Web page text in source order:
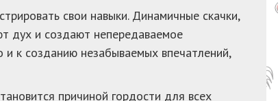
свои навыки. Динамичные скачки,
дух и создают непередаваемое
к созданию незабываемых впечатлений,
причиной гордости для всех